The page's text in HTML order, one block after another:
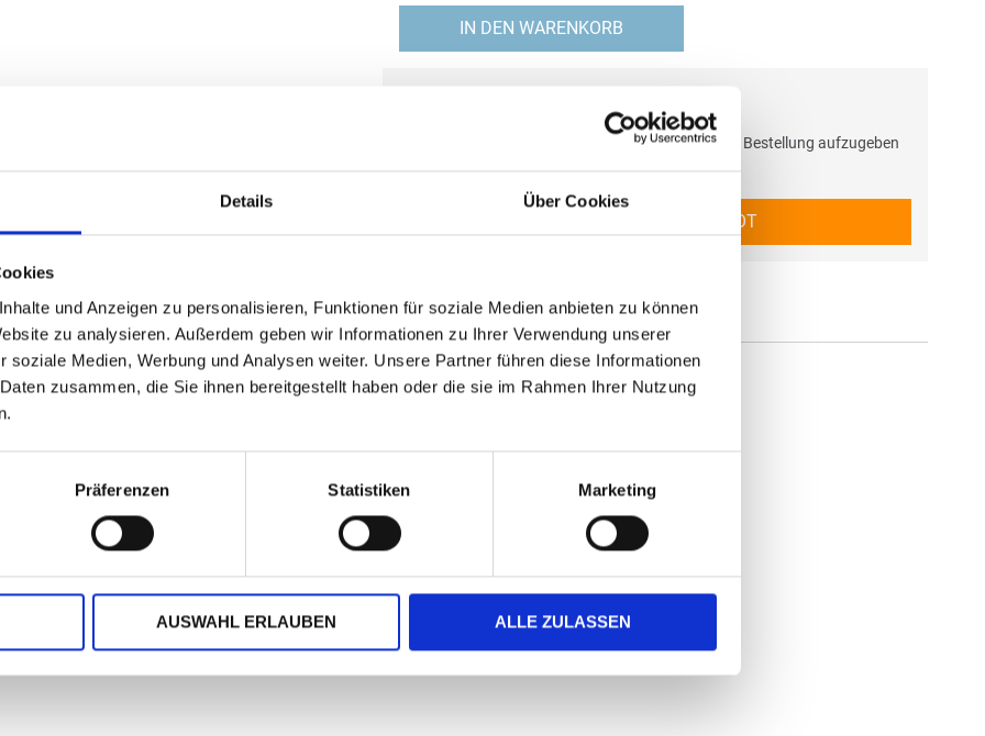
Details Über Cookies
und Anzeigen zu personalisieren, Funktionen für soziale Medien anbieten zu können
zu analysieren. Außerdem geben wir Informationen zu Ihrer Verwendung unserer
soziale Medien, Werbung und Analysen weiter. Unsere Partner führen diese Informationen
zusammen, die Sie ihnen bereitgestellt haben oder die sie im Rahmen Ihrer Nutzung
Präferenzen Statistiken Marketing
AUSWAHL ERLAUBEN ALLE ZULASSEN
IN DEN WARENKORB
Im nächsten Schritt haben Sie die Möglichkeit, eine Bestellung aufzugeben
BESTELLUNG / ANGEBOT
Kunststoffleisten erhältlich